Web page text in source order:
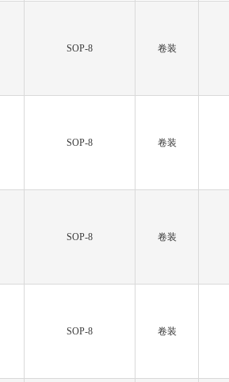
SOP-8 卷装
SOP-8 卷装
SOP-8 卷装
SOP-8 卷装